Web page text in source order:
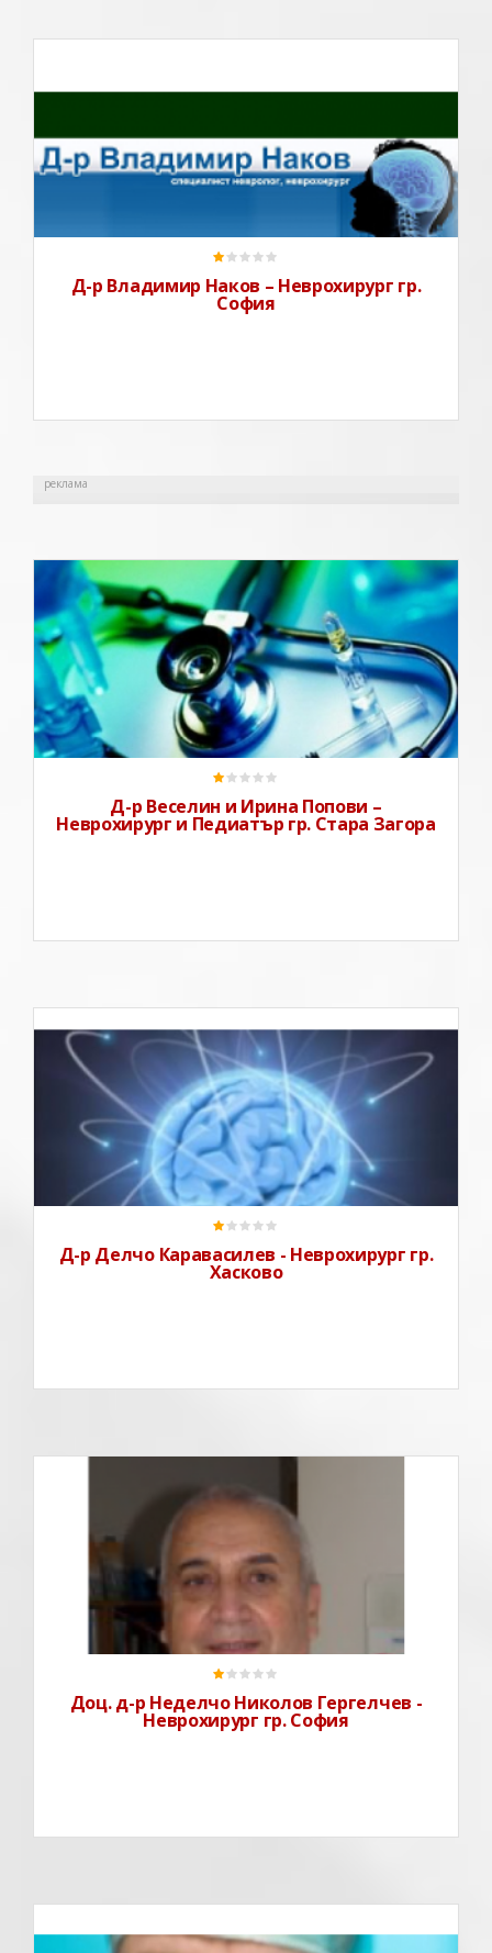
Д-р Владимир Наков е специализирал и работи в
следните области:- Мозъчно-съдова неврохирургия;-
Мозъчни тумори, тумори на черепната основа и
гръбначномозъчни тумори;- Лечение на
тригеминалната невралгия;- Шийни и поясни
Д-р Владимир Наков – Неврохирург гр.
София
реклама
Д-р Веселин и Ирина Попови са семейство лекари с
дългогодишна практика. Тя е педиатър с опит и
дългогодишен стаж, а той е доказал се неврохирург.
Д-Р ВЕСЕЛИН ПОПОВД-р Веселин
Д-р Веселин и Ирина Попови –
Неврохирург и Педиатър гр. Стара Загора
Д-р Делчо Латев Каравасилев е неврохирург от град
Хасково, който има дългогодишна професионална
практика в извършването на диагностика и лечение,
но и в премахването на тумори, засегнали
периферната или централната нервна система, както
и дегенеративни за
Д-р Делчо Каравасилев - Неврохирург гр.
Хасково
Доц. д-р Неделчо Николов Гергелчев е специалист
неврохирург.Практикува в ДКЦ "Токуда" и в МБАЛ
"Токуда" в град София.ОбразованиеЗавършва
медицина с отличен успех. Издига се от ординатор до
началник Клиника по Неврохирургия във
Доц. д-р Неделчо Николов Гергелчев -
Неврохирург гр. София